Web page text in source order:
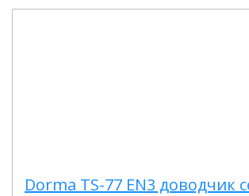
Dorma TS-77 EN3 доводчик